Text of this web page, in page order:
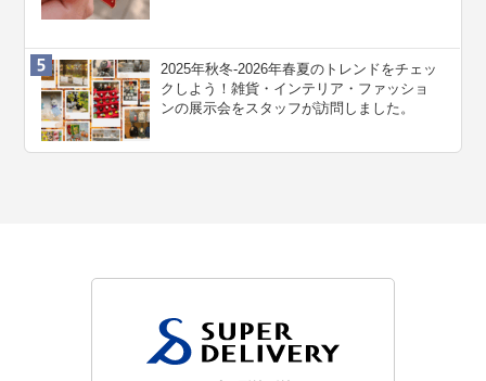
2025年秋冬-2026年春夏のトレンドをチェッ
クしよう！雑貨・インテリア・ファッショ
ンの展示会をスタッフが訪問しました。